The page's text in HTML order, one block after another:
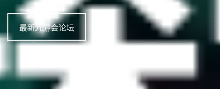
最新九游会论坛